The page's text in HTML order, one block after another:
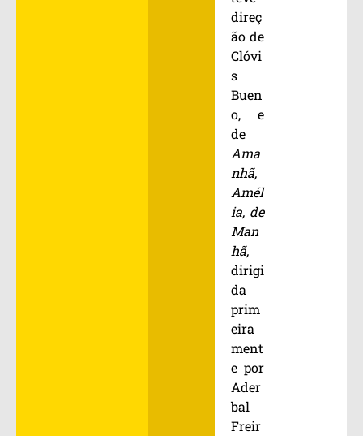
direç
ão de
Clóvi
s
Buen
o, e
de
Ama
nhã,
Amél
ia, de
Man
hã,
dirigi
da
prim
eira
ment
e por
Ader
bal
Freir